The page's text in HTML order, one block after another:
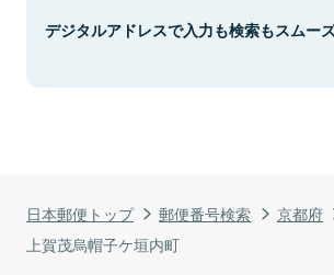
日本郵便トップ 郵便番号検索 京都府
上賀茂烏帽子ケ垣内町
デジタルアドレスで入力も検索もスムーズ